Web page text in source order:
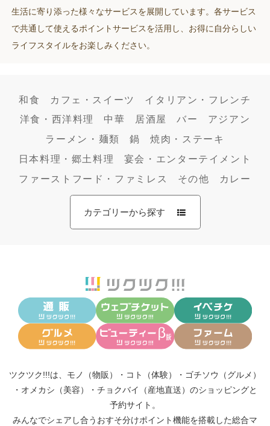
生活に寄り添った様々なサービスを展開しています。各サービス
で共通して使えるポイントサービスを活用し、お得に自分らしい
ライフスタイルをお楽しみください。
和食 カフェ・スイーツ
イタリアン・フレンチ
洋食・西洋料理
中華 居酒屋 バー
アジアン
ラーメン・麺類
鍋
焼肉・ステーキ
日本料理・郷土料理
宴会・エンターテイメント
ファーストフード・ファミレス
その他 カレー
カテゴリーから探す
ツクツク!!!は、 モノ（物販） ・ コト（体験） ・ ゴチソウ（グルメ）
・ オメカシ（美容） ・ チョクバイ（産地直送） のショッピングと
予約サイト。
みんなでシェアし合う おすそ分けポイント機能を搭載した総合マ